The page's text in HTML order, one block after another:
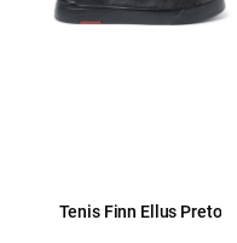
Tenis Finn Ellus Preto